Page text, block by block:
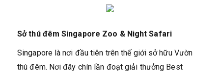
Sở thú đêm Singapore Zoo & Night Safari
Singapore là nơi đầu tiên trên thế giới sở hữu Vườn
thú đêm. Nơi đây chín lần đoạt giải thưởng Best